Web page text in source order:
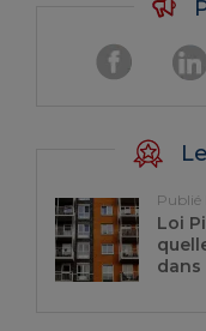
Publié
Loi
dans